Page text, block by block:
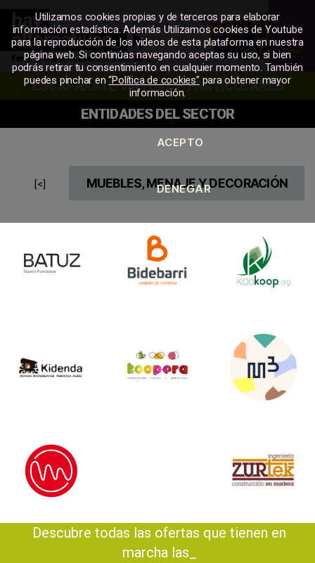
MERKATU
SOZIALA
Menú
ESCAPARATE VIRTUAL – PARTICULARES
ENTIDADES DEL SECTOR
[<] MUEBLES, MENAJE Y DECORACIÓN
Descubre todas las ofertas que tienen en
marcha las e_
Utilizamos cookies propias y de terceros para elaborar
información estadística. Además Utilizamos cookies de Youtube
para la reproducción de los videos de esta plataforma en nuestra
página web. Si continúas navegando aceptas su uso, si bien
podrás retirar tu consentimiento en cualquier momento. También
puedes pinchar en“Política de cookies” para obtener mayor
información.